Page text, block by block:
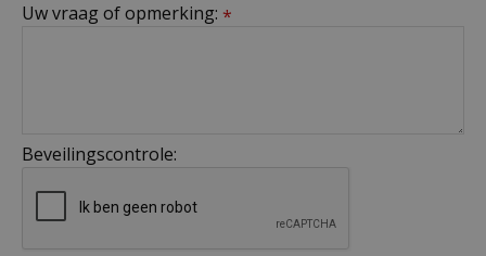
Uw vraag of opmerking: *
Beveilingscontrole: